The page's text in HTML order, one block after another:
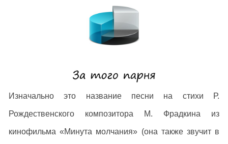
Изначально это название песни на стихи Р.
Рождественского композитора М. Фрадкина из
кинофильма «Минута молчания» (она также звучит в